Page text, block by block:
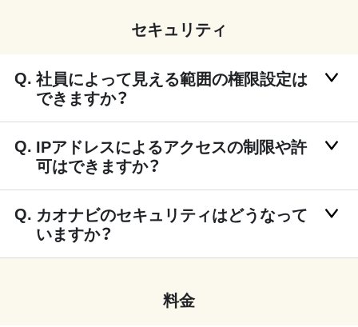
セキュリティ
社員によって見える範囲の権限設定は
できますか？
IPアドレスによるアクセスの制限や許
可はできますか？
カオナビのセキュリティはどうなって
いますか？
料金